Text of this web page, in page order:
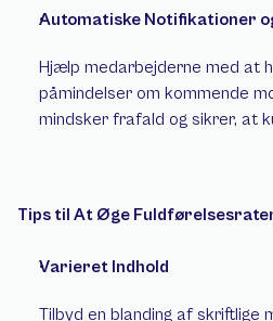
Automatiske Notifikationer
Hjælp medarbejderne med at
påmindelser om kommende
mindsker frafald og sikrer, at
Tips til At Øge
Varieret Indhold
Tilbyd en blanding af skriftlige